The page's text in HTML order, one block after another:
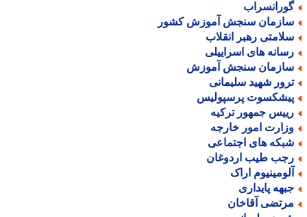
سنجش آموزش کشور
رهبر انقلاب
های اسراییلی
سنجش آموزش
شهید سلیمانی
پرسپولیس
جمهور ترکیه
امور خارجه
های اجتماعی
طیب اردوغان
اراک
پایداری
آقاخان